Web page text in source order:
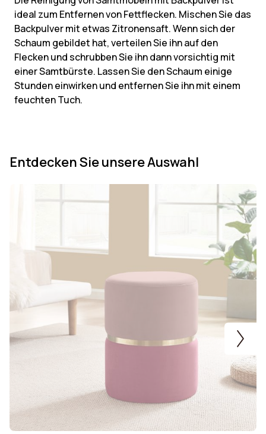
ideal zum Entfernen von Fettflecken. Mischen Sie das
Backpulver mit etwas Zitronensaft. Wenn sich der
Schaum gebildet hat, verteilen Sie ihn auf den
Flecken und schrubben Sie ihn dann vorsichtig mit
einer Samtbürste. Lassen Sie den Schaum einige
Stunden einwirken und entfernen Sie ihn mit einem
feuchten Tuch.
Entdecken Sie unsere Auswahl